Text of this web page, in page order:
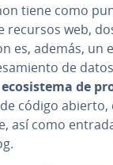
tiene como
recursos web,
es, además, un
de
de
código
así como